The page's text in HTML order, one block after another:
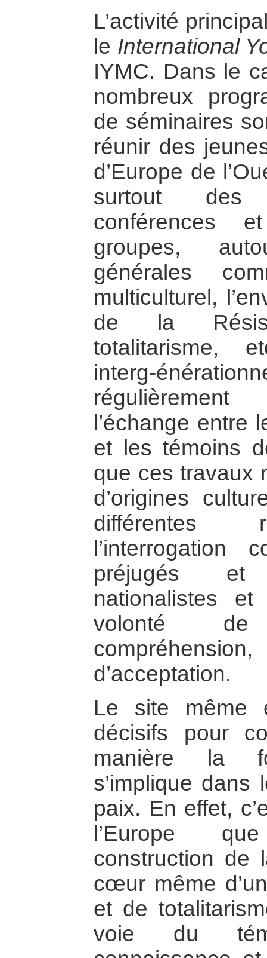
L’activité
le International
IYMC. Dans le
nombreux
de séminaires
réunir des
d’Europe de
surtout des
conférences
groupes,
générales
multiculturel,
de la
totalitarisme,
interg-
l’échange entre
et les témoins
que ces travaux
d’origines
différentes
l’interrogation
préjugés et
nationalistes
volonté
d’acceptation.
Le site même
décisifs pour
manière la
s’implique dans
paix. En effet,
l’Europe
construction de
cœur même
et de
voie du